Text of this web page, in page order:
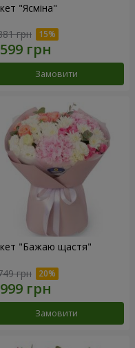
"Ясміна"
грн
Замовити
"Бажаю щастя"
грн
Замовити